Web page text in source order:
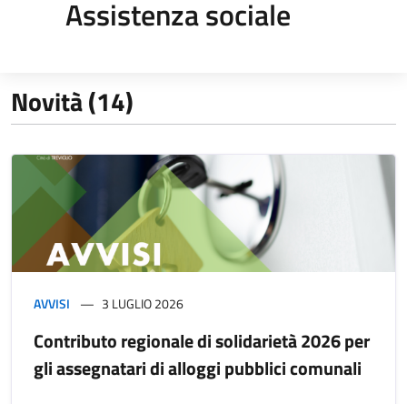
Assistenza sociale
Novità (14)
AVVISI 3 LUGLIO 2026
Contributo regionale di solidarietà 2026 per
gli assegnatari di alloggi pubblici comunali